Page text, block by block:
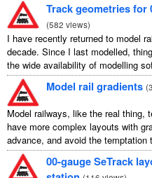
Track geometries for
(582 views)
I have recently returned to model
decade. Since I last modelled,
the wide availability of modelling
carefully ...
Model rail gradients (
Model railways, like the real
have more complex layouts with
advance, and avoid the temptation
00-gauge SeTrack